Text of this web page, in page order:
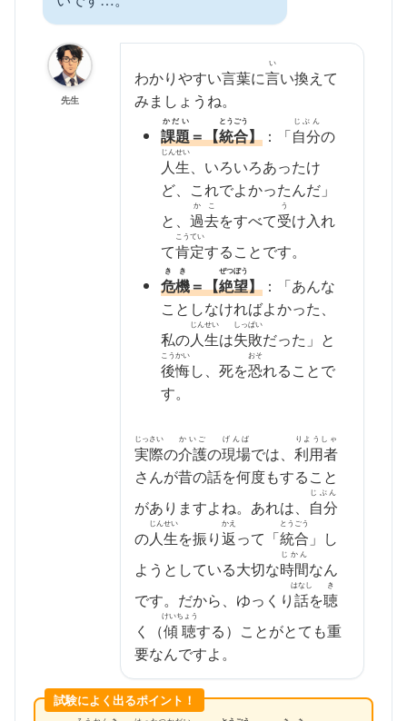
先生
わかりやすい言葉に言
い
い換えて
みましょうね。
課題
かだい
＝【統合
とうごう
】 ：「自分
じぶん
の
人生
じんせい
、いろいろあったけ
ど、これでよかったんだ」
と、過去
かこ
をすべて受
う
け入れ
て肯定
こうてい
することです。
危機
きき
＝【絶望
ぜつぼう
】 ：「あんな
ことしなければよかった、
私の人生
じんせい
は失敗
しっぱい
だった」と
後悔
こうかい
し、死を恐
おそ
れることで
す。
実際
じっさい
の介護
かいご
の現場
げんば
では、 利用者
りようしゃ
さんが昔の話を何度もすること
がありますよね。あれは、 自分
じぶん
の人生
じんせい
を振り返
かえ
って「統合
とうごう
」し
ようとしている大切な時間
じかん
なん
です。だから、ゆっくり話
はなし
を聴
き
く（傾聴
けいちょう
する）ことがとても重
要なんですよ。
試験によく出るポイント！